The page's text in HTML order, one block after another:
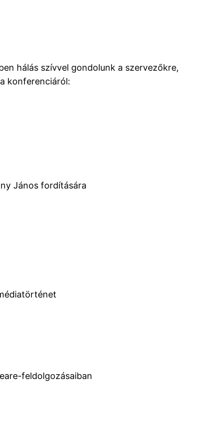
hálás szívvel gondolunk a szervezőkre,
konferenciáról:
János fordítására
feldolgozásaiban